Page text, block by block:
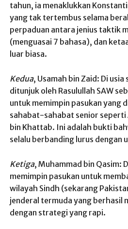
tahun, ia menaklukkan
yang tak tertembus selama
perpaduan antara jenius taktik
(menguasai 7 bahasa), dan
luar biasa.
Kedua, Usamah bin Zaid: Di
ditunjuk oleh Rasulullah SAW
untuk memimpin pasukan yang
sahabat-sahabat senior seperti
bin Khattab. Ini adalah bukti
selalu berbanding lurus dengan
Ketiga, Muhammad bin Qasim:
memimpin pasukan untuk
wilayah Sindh (sekarang
jenderal termuda yang berhasil
dengan strategi yang rapi.